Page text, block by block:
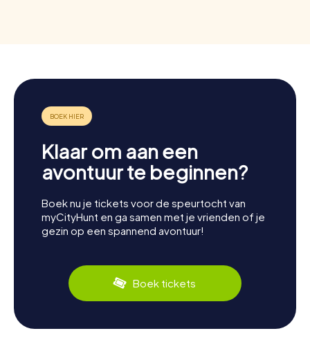
Klaar om aan een
avontuur te beginnen?
Boek nu je tickets voor de speurtocht van
myCityHunt en ga samen met je vrienden of je
gezin op een spannend avontuur!
Boek tickets